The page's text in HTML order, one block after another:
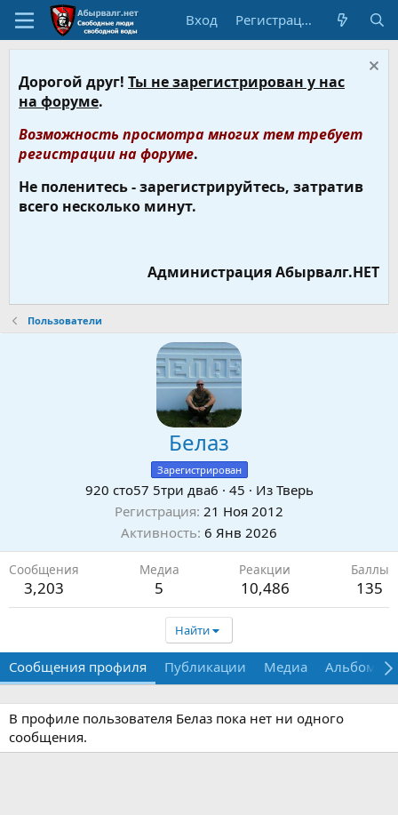
Вход Регистрация
Дорогой друг! Ты не зарегистрирован у нас
на форуме.
Возможность просмотра многих тем требует
регистрации на форуме.
Не поленитесь - зарегистрируйтесь, затратив
всего несколько минут.
Администрация Абырвалг.НЕТ
Пользователи
Белаз
Зарегистрирован
920 сто57 5три два6 · 45 · Из Тверь
Регистрация 21 Ноя 2012
Активность 6 Янв 2026
Сообщения
3,203
Медиа
5
Реакции
10,486
Баллы
135
Найти
Сообщения профиля Публикации Медиа Альбомы
В профиле пользователя Белаз пока нет ни одного
сообщения.